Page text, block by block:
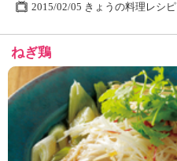
2015/02/05 きょうの料理レシピ
ねぎ鶏